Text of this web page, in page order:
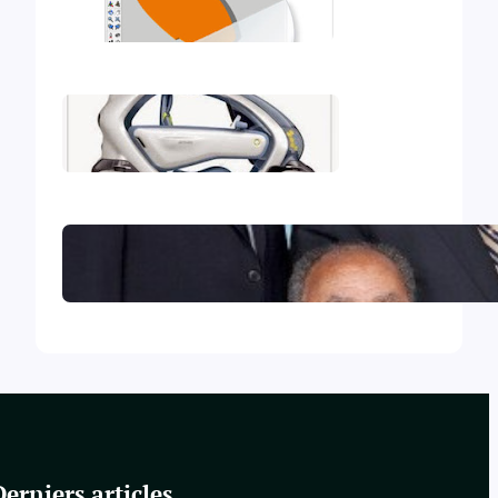
Mon premier iBook
Le Collège central des Témoins
de Jéhovah excommunié !